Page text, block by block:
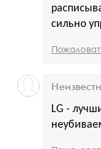
сильно
LG -